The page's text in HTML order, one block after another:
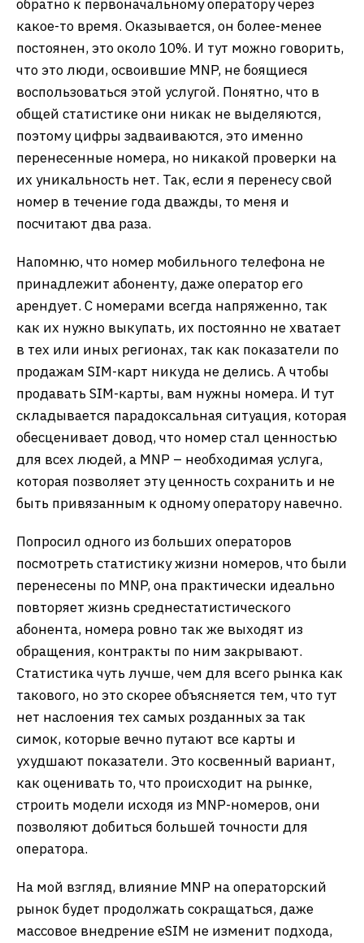
обратно к первоначальному оператору через
какое-то время. Оказывается, он более-менее
постоянен, это около 10%. И тут можно говорить,
что это люди, освоившие MNP, не боящиеся
воспользоваться этой услугой. Понятно, что в
общей статистике они никак не выделяются,
поэтому цифры задваиваются, это именно
перенесенные номера, но никакой проверки на
их уникальность нет. Так, если я перенесу свой
номер в течение года дважды, то меня и
посчитают два раза.
Напомню, что номер мобильного телефона не
принадлежит абоненту, даже оператор его
арендует. С номерами всегда напряженно, так
как их нужно выкупать, их постоянно не хватает
в тех или иных регионах, так как показатели по
продажам SIM-карт никуда не делись. А чтобы
продавать SIM-карты, вам нужны номера. И тут
складывается парадоксальная ситуация, которая
обесценивает довод, что номер стал ценностью
для всех людей, а MNP – необходимая услуга,
которая позволяет эту ценность сохранить и не
быть привязанным к одному оператору навечно.
Попросил одного из больших операторов
посмотреть статистику жизни номеров, что были
перенесены по MNP, она практически идеально
повторяет жизнь среднестатистического
абонента, номера ровно так же выходят из
обращения, контракты по ним закрывают.
Статистика чуть лучше, чем для всего рынка как
такового, но это скорее объясняется тем, что тут
нет наслоения тех самых розданных за так
симок, которые вечно путают все карты и
ухудшают показатели. Это косвенный вариант,
как оценивать то, что происходит на рынке,
строить модели исходя из MNP-номеров, они
позволяют добиться большей точности для
оператора.
На мой взгляд, влияние MNP на операторский
рынок будет продолжать сокращаться, даже
массовое внедрение eSIM не изменит подхода,